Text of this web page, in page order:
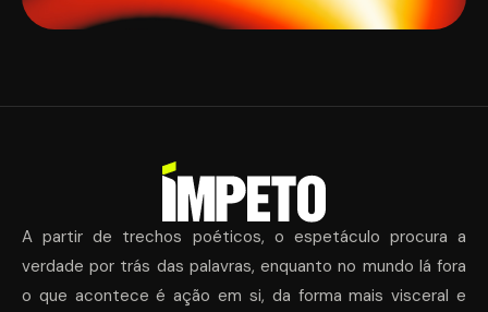
A partir de trechos poéticos, o espetáculo procura a
verdade por trás das palavras, enquanto no mundo lá fora
o que acontece é ação em si, da forma mais visceral e